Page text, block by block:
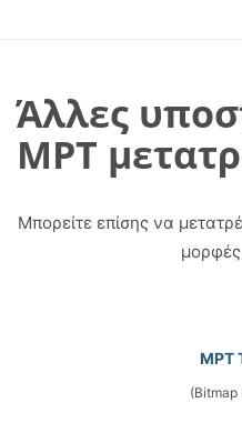
Άλλες
MPT
Μπορείτε επίσης να
MPT
(Bitmap